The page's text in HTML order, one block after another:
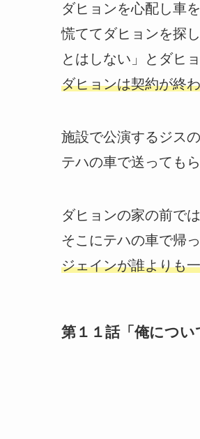
ダヒョンを心配し車
慌ててダヒョンを探
とはしない」とダヒ
ダヒョンは契約が終
施設で公演するジス
テハの車で送っても
ダヒョンの家の前で
そこにテハの車で帰
ジェインが誰よりも
第１１話「俺につい